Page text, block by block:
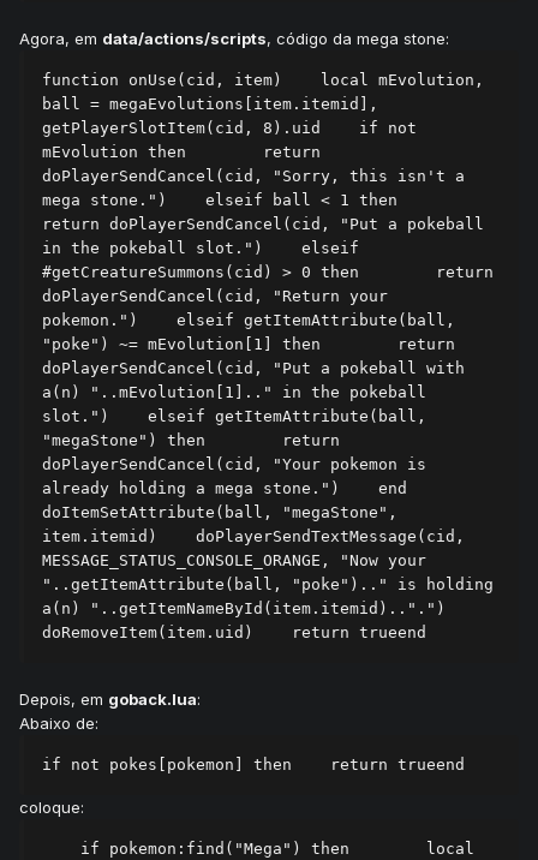
Agora, em data/actions/scripts, código da mega stone:
function onUse(cid, item)    local mEvolution,
ball = megaEvolutions[item.itemid],
getPlayerSlotItem(cid, 8).uid    if not
mEvolution then        return
doPlayerSendCancel(cid, "Sorry, this isn't a
mega stone.")    elseif ball < 1 then
return doPlayerSendCancel(cid, "Put a pokeball
in the pokeball slot.")    elseif
#getCreatureSummons(cid) > 0 then        return
doPlayerSendCancel(cid, "Return your
pokemon.")    elseif getItemAttribute(ball,
"poke") ~= mEvolution[1] then        return
doPlayerSendCancel(cid, "Put a pokeball with
a(n) "..mEvolution[1].." in the pokeball
slot.")    elseif getItemAttribute(ball,
"megaStone") then        return
doPlayerSendCancel(cid, "Your pokemon is
already holding a mega stone.")    end
doItemSetAttribute(ball, "megaStone",
item.itemid)    doPlayerSendTextMessage(cid,
MESSAGE_STATUS_CONSOLE_ORANGE, "Now your
"..getItemAttribute(ball, "poke").." is holding
a(n) "..getItemNameById(item.itemid)..".")
doRemoveItem(item.uid)    return trueend
Depois, em goback.lua:
Abaixo de:
if not pokes[pokemon] then    return trueend
coloque:
if pokemon:find("Mega") then        local